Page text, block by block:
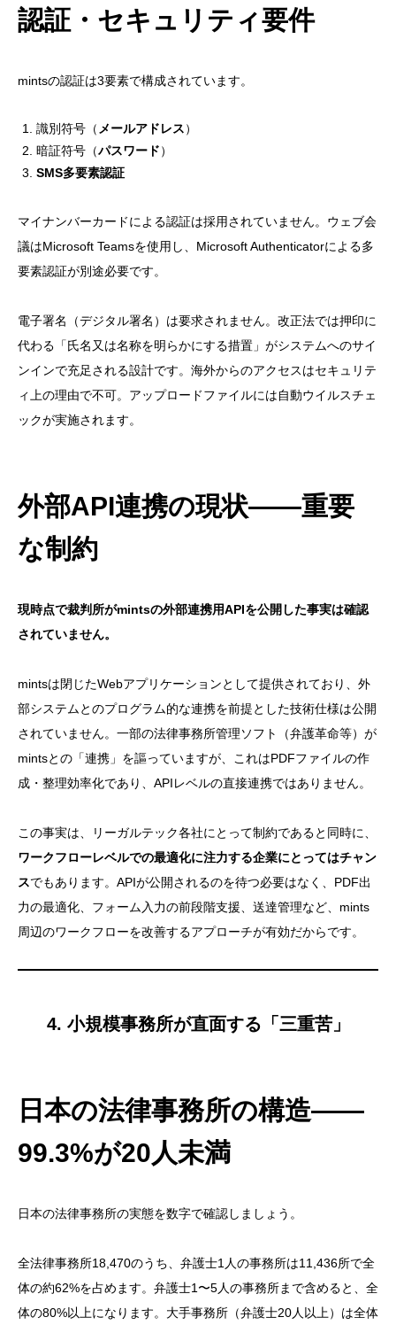
認証・セキュリティ要件
mintsの認証は3要素で構成されています。
識別符号（ メールアドレス）
暗証符号（パスワード）
SMS多要素認証
マイナンバーカードによる認証は採用されていません。ウェブ会
議はMicrosoft Teamsを使用し、Microsoft Authenticatorによる多
要素認証が別途必要です。
電子署名（デジタル署名）は要求されません。改正法では押印に
代わる「氏名又は名称を明らかにする措置」がシステムへのサイ
ンインで充足される設計です。海外からのアクセスはセキュリテ
ィ上の理由で不可。アップロードファイルには自動ウイルスチェ
ックが実施されます。
外部API連携の現状——重要
な制約
現時点で裁判所がmintsの外部連携用APIを公開した事実は確認
されていません。
mintsは閉じたWebアプリケーションとして提供されており、外
部システムとのプログラム的な連携を前提とした技術仕様は公開
されていません。一部の法律事務所管理ソフト（弁護革命等）が
mintsとの「連携」を謳っていますが、これはPDFファイルの作
成・整理効率化であり、APIレベルの直接連携ではありません。
この事実は、リーガルテック各社にとって制約であると同時に、
ワークフローレベルでの最適化に注力する企業にとってはチャン
スでもあります。APIが公開されるのを待つ必要はなく、PDF出
力の最適化、フォーム入力の前段階支援、送達管理など、mints
周辺のワークフローを改善するアプローチが有効だからです。
4. 小規模事務所が直面する「三重苦」
日本の法律事務所の構造——
99.3%が20人未満
日本の法律事務所の実態を数字で確認しましょう。
全法律事務所18,470のうち、弁護士1人の事務所は11,436所で全
体の約62%を占めます。弁護士1〜5人の事務所まで含めると、全
体の80%以上になります。大手事務所（弁護士20人以上）は全体